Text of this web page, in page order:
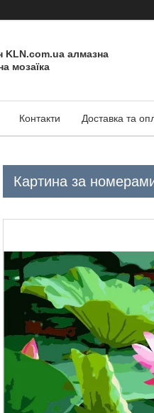
KLN.com.ua алмазна
мозаїка
Контакти Доставка та
Картина за